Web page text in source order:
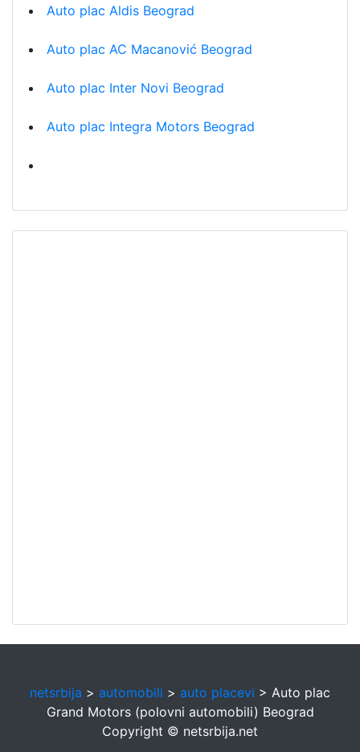
Auto plac Aldis Beograd
Auto plac AC Macanović Beograd
Auto plac Inter Novi Beograd
Auto plac Integra Motors Beograd
netsrbija > automobili > auto placevi > Auto plac
Grand Motors (polovni automobili) Beograd
Copyright © netsrbija.net